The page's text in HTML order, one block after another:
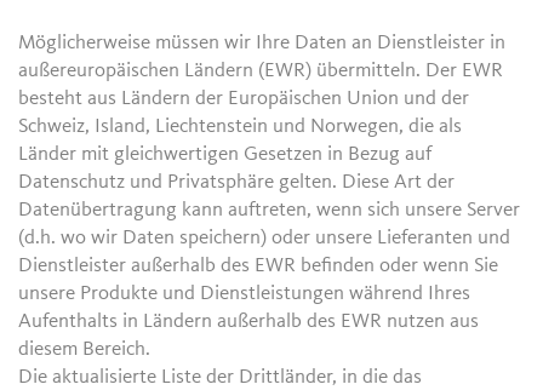
Möglicherweise müssen wir Ihre Daten an Dienstleister in
außereuropäischen Ländern (EWR) übermitteln. Der EWR
besteht aus Ländern der Europäischen Union und der
Schweiz, Island, Liechtenstein und Norwegen, die als
Länder mit gleichwertigen Gesetzen in Bezug auf
Datenschutz und Privatsphäre gelten. Diese Art der
Datenübertragung kann auftreten, wenn sich unsere Server
(d.h. wo wir Daten speichern) oder unsere Lieferanten und
Dienstleister außerhalb des EWR befinden oder wenn Sie
unsere Produkte und Dienstleistungen während Ihres
Aufenthalts in Ländern außerhalb des EWR nutzen aus
diesem Bereich.
Die aktualisierte Liste der Drittländer, in die das